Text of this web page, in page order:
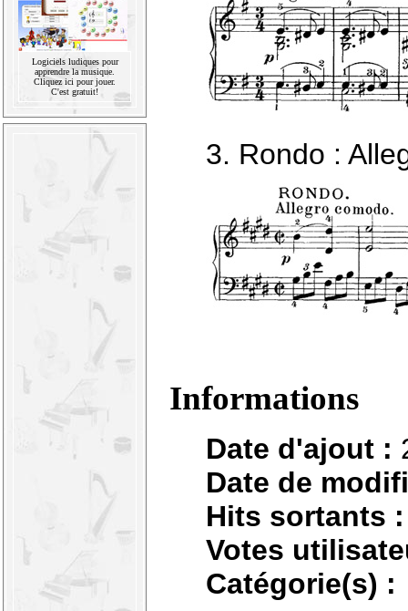
Logiciels ludiques pour
apprendre la musique.
Cliquez ici pour jouer.
C'est gratuit!
3. Rondo :
Informations
Date d'ajout :
Date de
Hits sortants :
Votes
Catégorie(s) :